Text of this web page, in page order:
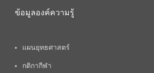
ข้อมูลองค์ความรู้
แผนยุทธศาสตร์
กติกากีฬา